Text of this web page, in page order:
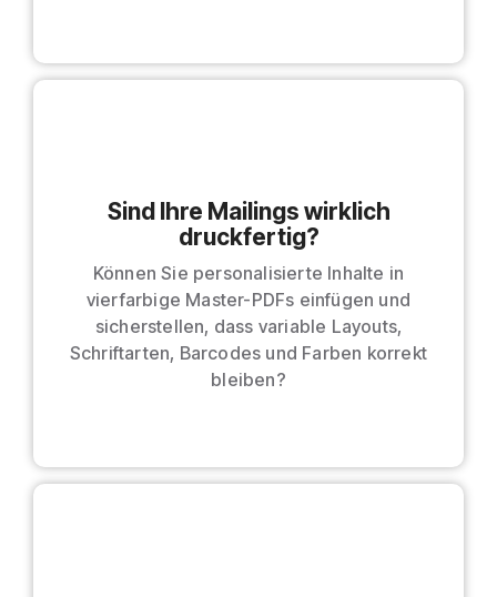
Sind Ihre Mailings wirklich
druckfertig?
Können Sie personalisierte Inhalte in
vierfarbige Master-PDFs einfügen und
sicherstellen, dass variable Layouts,
Schriftarten, Barcodes und Farben korrekt
bleiben?